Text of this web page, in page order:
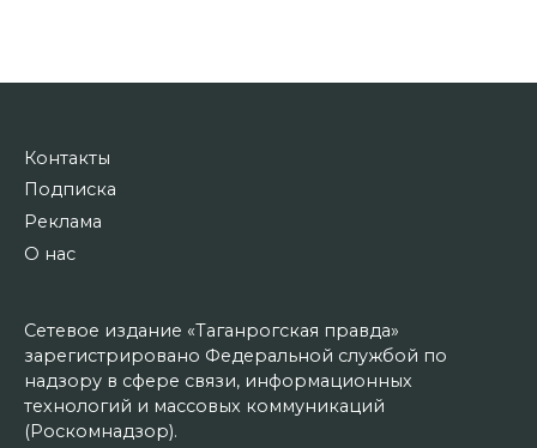
Контакты
Подписка
Реклама
О нас
Сетевое издание «Таганрогская правда»
зарегистрировано Федеральной службой по
надзору в сфере связи, информационных
технологий и массовых коммуникаций
(Роскомнадзор).